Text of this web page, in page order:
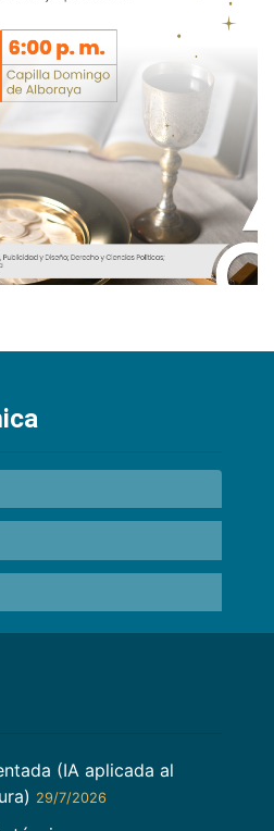
(IA aplicada al
29/7/2026